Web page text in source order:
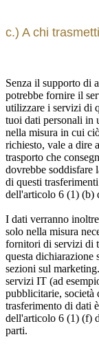
c.) A chi
Senza il supporto di
potrebbe fornire il
utilizzare i servizi di
tuoi dati personali in
nella misura in cui
richiesto, vale a dire
trasporto che
dovrebbe soddisfare
di questi
dell'articolo 6 (1) (b)
I dati verranno
solo nella misura
fornitori di servizi di
questa dichiarazione
sezioni sul
servizi IT (ad
pubblicitarie, società
trasferimento di dati
dell'articolo 6 (1) (f)
parti.